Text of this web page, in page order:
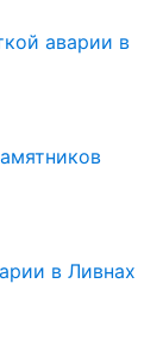
аварии в
в Ливнах